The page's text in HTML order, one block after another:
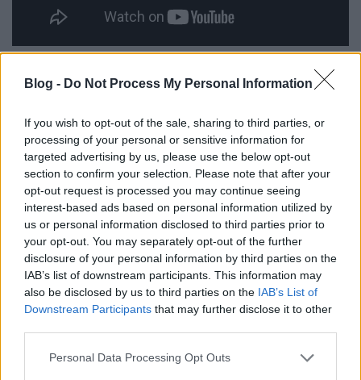
Blog - Do Not Process My Personal Information
If you wish to opt-out of the sale, sharing to third parties, or
processing of your personal or sensitive information for
targeted advertising by us, please use the below opt-out
section to confirm your selection. Please note that after your
opt-out request is processed you may continue seeing
interest-based ads based on personal information utilized by
us or personal information disclosed to third parties prior to
your opt-out. You may separately opt-out of the further
disclosure of your personal information by third parties on the
IAB’s list of downstream participants. This information may
also be disclosed by us to third parties on the IAB’s List of
Downstream Participants that may further disclose it to other
Please note that this website/app uses one or more Google
Personal Data Processing Opt Outs
A korabeli kritikusok többnyire lehúzták a filmet, és
nagy valószínűséggel értetlenül álltak az előtt, hogy
Oscar-jelölt rendezőjeként (és az első afro-
amerikaiként a kategóriában) berobbant Singleton
újabb szociorealista dráma helyett egy romantikus
filmmel rukkol elő másodszorra. Pedig aHazug
igazsága maga szabálytalanságával, meglepő
tónusváltásaival valójában ambiciózusabb, mint az
önéletrajzi ihletésű debütfilm volt. A nyitójelenet
brutális gyilkosságban tetőzik, ezt követően a film
első harmadát a fodrászszalonban töltjük,
Birkanyírásnői főszereplős változatában. Majd
kezdetét veszi egy road movie, melynek végállomása